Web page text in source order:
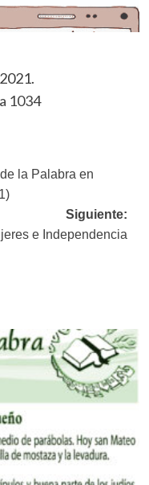
1034
la Palabra en
Siguiente:
e Independencia